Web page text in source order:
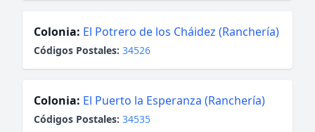
Colonia: El Potrero de los Cháidez (Ranchería)
Códigos Postales: 34526
Colonia: El Puerto la Esperanza (Ranchería)
Códigos Postales: 34535